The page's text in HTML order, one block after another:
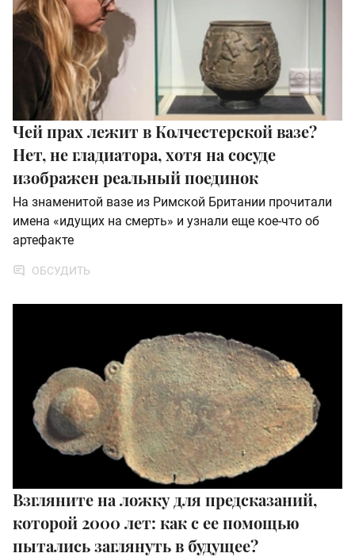
Чей прах лежит в Колчестерской вазе?
Нет, не гладиатора, хотя на сосуде
изображен реальный поединок
На знаменитой вазе из Римской Британии прочитали
имена «идущих на смерть» и узнали еще кое-что об
артефакте
ОБСУДИТЬ
Взгляните на ложку для предсказаний,
которой 2000 лет: как с ее помощью
пытались заглянуть в будущее?